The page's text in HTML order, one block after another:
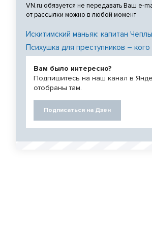
VN.ru обязуется не передавать Ваш e-
от рассылки можно в любой момент
Искитимский маньяк: капитан
Психушка для преступников –
Вам было интересно?
Подпишитесь на наш канал в
отобраны там.
Подписаться на Дзен